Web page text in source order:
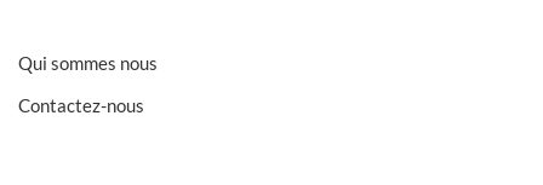
Qui sommes nous
Contactez-nous